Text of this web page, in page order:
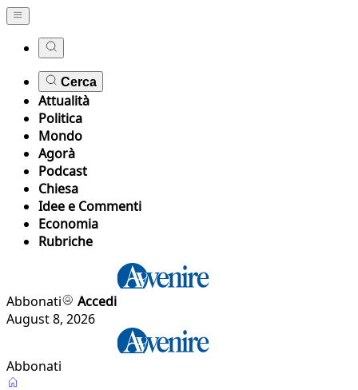
Cerca
Attualità
Politica
Mondo
Agorà
Podcast
Chiesa
Idee e Commenti
Economia
Rubriche
Abbonati
Accedi
August 8, 2026
Abbonati